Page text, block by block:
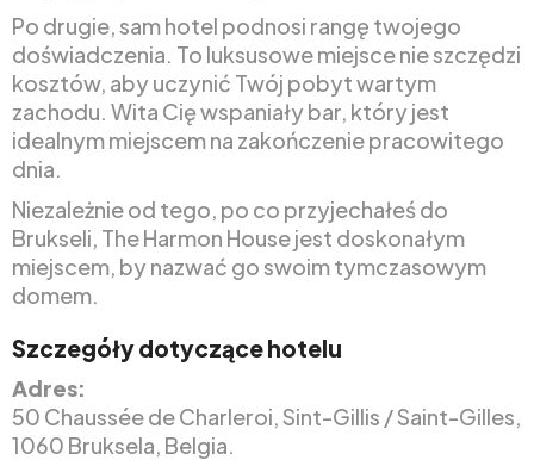
Po drugie, sam hotel podnosi rangę twojego
doświadczenia. To luksusowe miejsce nie szczędzi
kosztów, aby uczynić Twój pobyt wartym
zachodu. Wita Cię wspaniały bar, który jest
idealnym miejscem na zakończenie pracowitego
dnia.
Niezależnie od tego, po co przyjechałeś do
Brukseli, The Harmon House jest doskonałym
miejscem, by nazwać go swoim tymczasowym
domem.
Szczegóły dotyczące hotelu
Adres:
50 Chaussée de Charleroi, Sint-Gillis / Saint-Gilles,
1060 Bruksela, Belgia.